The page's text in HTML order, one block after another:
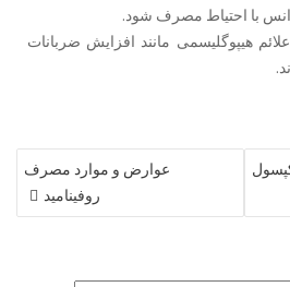
با احتیاط مصرف شود.
هیپوگلیسمی مانند افزایش ضربانات
عوارض و موارد مصرف
روفینامید